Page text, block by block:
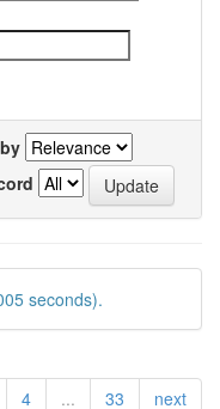
seconds).
4 ... 33 next